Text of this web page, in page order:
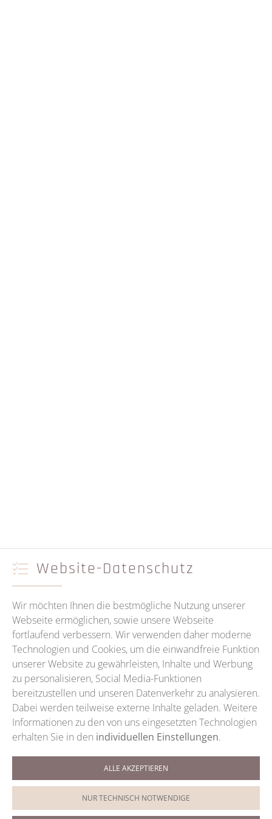
+49 (0)9921 5959
Termine / WhatsApp
Website-Datenschutz
Wir möchten Ihnen die bestmögliche Nutzung unserer
Webseite ermöglichen, sowie unsere Webseite
fortlaufend verbessern. Wir verwenden daher moderne
Technologien und Cookies, um die einwandfreie Funktion
unserer Website zu gewährleisten, Inhalte und Werbung
zu personalisieren, Social Media-Funktionen
bereitzustellen und unseren Datenverkehr zu analysieren.
Dabei werden teilweise externe Inhalte geladen. Weitere
Informationen zu den von uns eingesetzten Technologien
erhalten Sie in den individuellen Einstellungen.
ALLE AKZEPTIEREN
NUR TECHNISCH NOTWENDIGE